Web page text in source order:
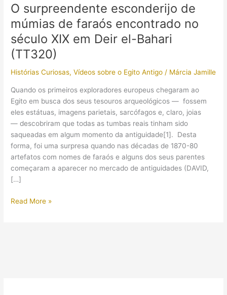
O surpreendente esconderijo de
múmias de faraós encontrado no
século XIX em Deir el-Bahari
(TT320)
Histórias Curiosas,Vídeos sobre o Egito Antigo / Márcia Jamille
Quando os primeiros exploradores europeus chegaram ao
Egito em busca dos seus tesouros arqueológicos — fossem
eles estátuas, imagens parietais, sarcófagos e, claro, joias
— descobriram que todas as tumbas reais tinham sido
saqueadas em algum momento da antiguidade[1]. Desta
forma, foi uma surpresa quando nas décadas de 1870-80
artefatos com nomes de faraós e alguns dos seus parentes
começaram a aparecer no mercado de antiguidades (DAVID,
[…]
O
Read More »